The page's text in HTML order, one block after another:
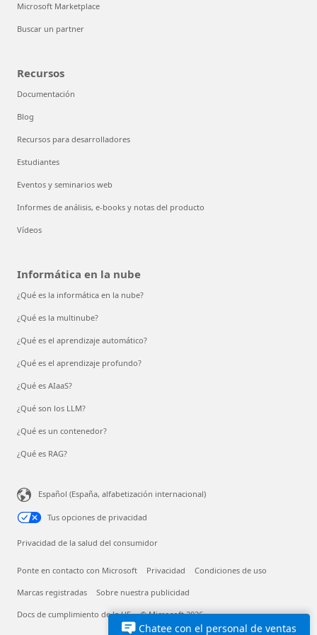
Chatee con el personal de ventas
Microsoft Marketplace
Buscar un partner
Recursos
Documentación
Blog
Recursos para desarrolladores
Estudiantes
Eventos y seminarios web
Informes de análisis, e-books y notas del producto
Vídeos
Informática en la nube
¿Qué es la informática en la nube?
¿Qué es la multinube?
¿Qué es el aprendizaje automático?
¿Qué es el aprendizaje profundo?
¿Qué es AIaaS?
¿Qué son los LLM?
¿Qué es un contenedor?
¿Qué es RAG?
Español (España, alfabetización internacional)
Tus opciones de privacidad
Privacidad de la salud del consumidor
Ponte en contacto con Microsoft Privacidad Condiciones de uso
Marcas registradas Sobre nuestra publicidad
Docs de cumplimiento de la UE © Microsoft 2026